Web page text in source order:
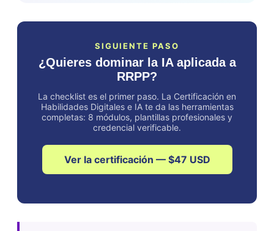
SIGUIENTE PASO
¿Quieres dominar la IA aplicada a
RRPP?
La checklist es el primer paso. La Certificación en
Habilidades Digitales e IA te da las herramientas
completas: 8 módulos, plantillas profesionales y
credencial verificable.
Ver la certificación — $47 USD